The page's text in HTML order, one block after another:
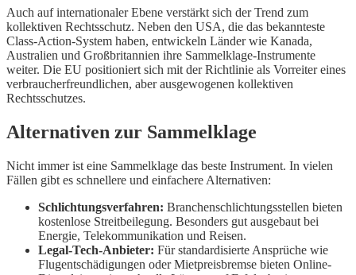
Auch auf internationaler Ebene verstärkt sich der Trend zum
kollektiven Rechtsschutz. Neben den USA, die das bekannteste
Class-Action-System haben, entwickeln Länder wie Kanada,
Australien und Großbritannien ihre Sammelklage-Instrumente
weiter. Die EU positioniert sich mit der Richtlinie als Vorreiter eines
verbraucherfreundlichen, aber ausgewogenen kollektiven
Rechtsschutzes.
Alternativen zur Sammelklage
Nicht immer ist eine Sammelklage das beste Instrument. In vielen
Fällen gibt es schnellere und einfachere Alternativen:
Schlichtungsverfahren: Branchenschlichtungsstellen bieten
kostenlose Streitbeilegung. Besonders gut ausgebaut bei
Energie, Telekommunikation und Reisen.
Legal-Tech-Anbieter: Für standardisierte Ansprüche wie
Flugentschädigungen oder Mietpreisbremse bieten Online-